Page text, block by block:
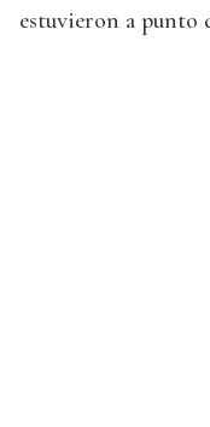
estuvieron a punto